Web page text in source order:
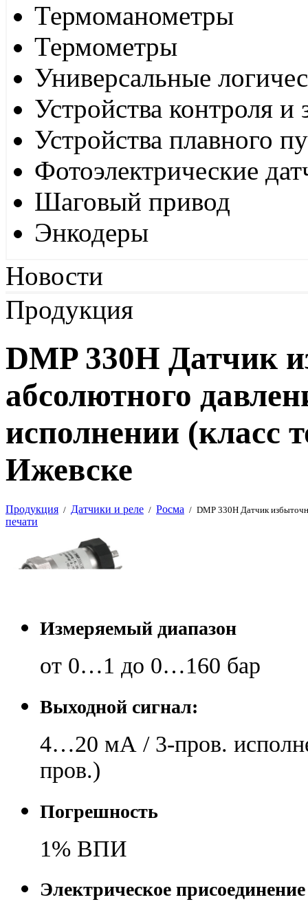
Термоманометры
Термометры
Универсальные
Устройства контроля
Устройства плавного
Фотоэлектрические
Шаговый привод
Энкодеры
Новости
Продукция
DMP 330Н Датчик
абсолютного
исполнении (класс
Ижевске
Продукция / Датчики и реле / Росма / DMP 330Н Датчик
печати
Измеряемый диапазон
от 0…1 до 0…160 бар
Выходной сигнал:
4…20 мА / 3-пров.
пров.)
Погрешность
1% ВПИ
Электрическое присоединение